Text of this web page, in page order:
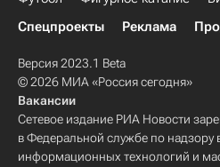
Спецпроекты
Реклама
Версия 2023.1 Beta
© 2026 МИА «Россия сегодня»
Вакансии
Сетевое издание РИА Новости
в Федеральной службе по надзору
информационных технологий и